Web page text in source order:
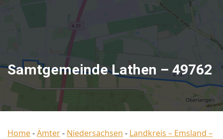
Samtgemeinde Lathen – 49762
Home-Ämter- Niedersachsen - Landkreis – Emsland –